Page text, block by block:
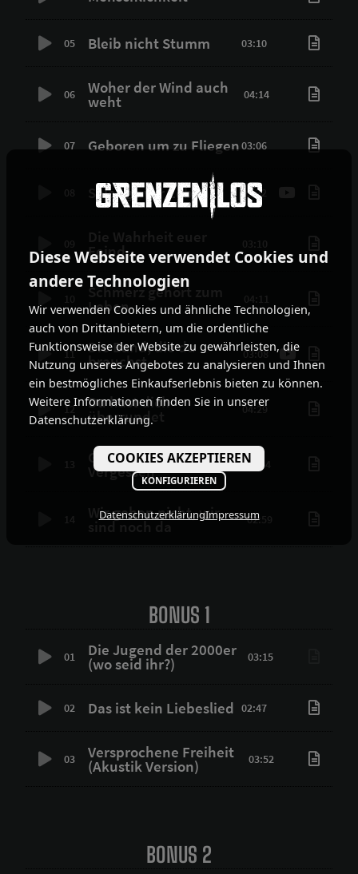
05 Bleib nicht Stumm 03:10
06 Woher der Wind auch
weht 04:14
07 Geboren um zu Fliegen03:06
Solange wir Leben 03:22
Feind
Schmerz gehört zum
Leben
11 Die Band, die du
brauchst 03:08
12 Du hast dich
überrundet 04:29
Getrennte Wege ins
Vergessen 03:44
Wir gehen nicht, wir
sind noch da 02:59
BONUS 1
01 Die Jugend der 2000er
(wo seid ihr?) 03:15
02 Das ist kein Liebeslied 02:47
03 Versprochene Freiheit
(Akustik Version) 03:52
BONUS 2
Diese Webseite verwendet Cookies und
andere Technologien
Wir verwenden Cookies und ähnliche Technologien,
auch von Drittanbietern, um die ordentliche
Funktionsweise der Website zu gewährleisten, die
Nutzung unseres Angebotes zu analysieren und Ihnen
ein bestmögliches Einkaufserlebnis bieten zu können.
Weitere Informationen finden Sie in unserer
Datenschutzerklärung.
COOKIES AKZEPTIEREN
KONFIGURIEREN
DatenschutzerklärungImpressum